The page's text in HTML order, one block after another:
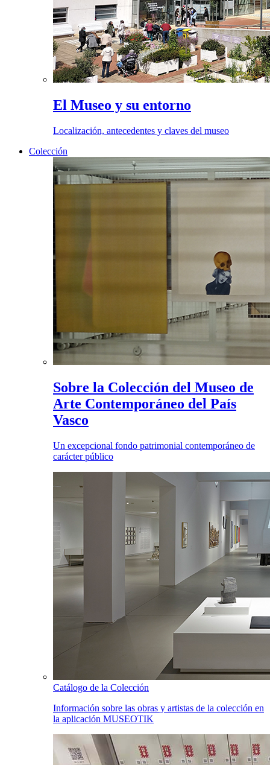
El Museo y su entorno
Localización, antecedentes y claves del museo
Colección
Sobre la Colección del Museo de
Arte Contemporáneo del País
Vasco
Un excepcional fondo patrimonial contemporáneo de
carácter público
Catálogo de la Colección
Información sobre las obras y artistas de la colección en
la aplicación MUSEOTIK